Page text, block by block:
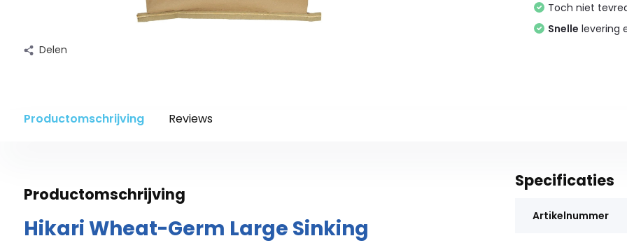
Delen
Toch niet
Snelle levering
Productomschrijving Reviews
Productomschrijving
Hikari Wheat-Germ Large Sinking
Specificaties
Artikelnummer